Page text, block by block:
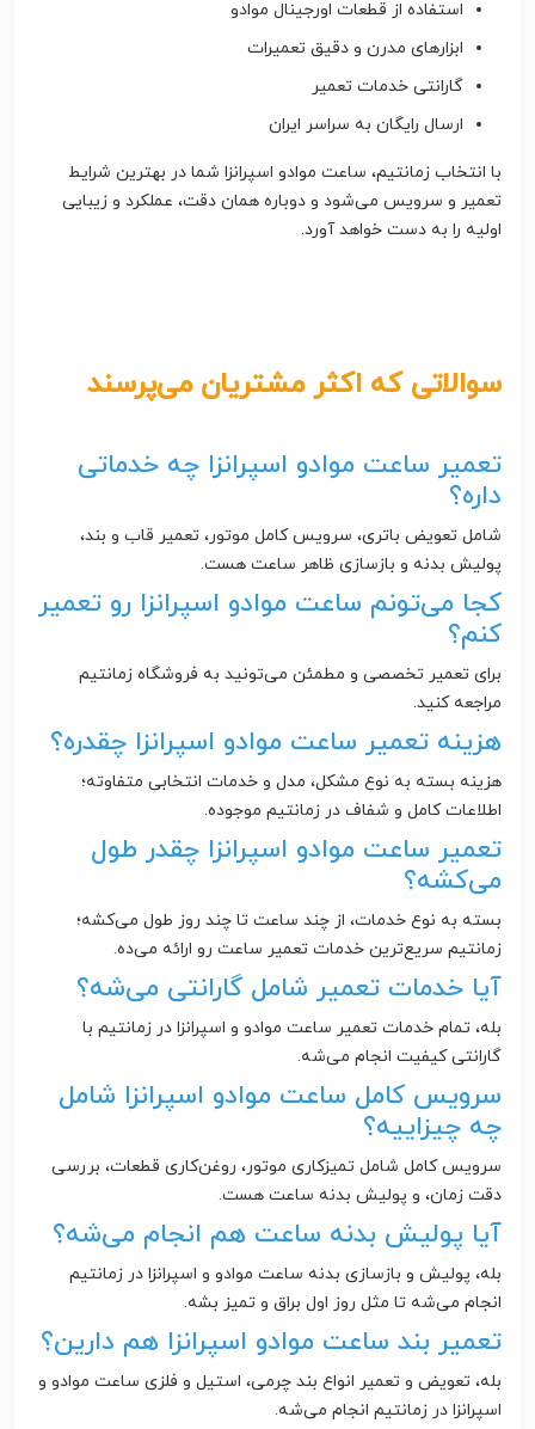
استفاده از قطعات اورجینال موادو
ابزارهای مدرن و دقیق تعمیرات
گارانتی خدمات تعمیر
ارسال رایگان به سراسر ایران
با انتخاب زمانتیم، ساعت موادو اسپرانزا شما در بهترین شرایط
تعمیر و سرویس می‌شود و دوباره همان دقت، عملکرد و زیبایی
اولیه را به دست خواهد آورد.
سوالاتی که اکثر مشتریان می‌پرسند
تعمیر ساعت موادو اسپرانزا چه خدماتی
داره؟
شامل تعویض باتری، سرویس کامل موتور، تعمیر قاب و بند،
پولیش بدنه و بازسازی ظاهر ساعت هست.
کجا می‌تونم ساعت موادو اسپرانزا رو تعمیر
کنم؟
برای تعمیر تخصصی و مطمئن می‌تونید به فروشگاه زمانتیم
مراجعه کنید.
هزینه تعمیر ساعت موادو اسپرانزا چقدره؟
هزینه بسته به نوع مشکل، مدل و خدمات انتخابی متفاوته؛
اطلاعات کامل و شفاف در زمانتیم موجوده.
تعمیر ساعت موادو اسپرانزا چقدر طول
می‌کشه؟
بسته به نوع خدمات، از چند ساعت تا چند روز طول می‌کشه؛
زمانتیم سریع‌ترین خدمات تعمیر ساعت رو ارائه می‌ده.
آیا خدمات تعمیر شامل گارانتی می‌شه؟
بله، تمام خدمات تعمیر ساعت موادو و اسپرانزا در زمانتیم با
گارانتی کیفیت انجام می‌شه.
سرویس کامل ساعت موادو اسپرانزا شامل
چه چیزاییه؟
سرویس کامل شامل تمیزکاری موتور، روغن‌کاری قطعات، بررسی
دقت زمان، و پولیش بدنه ساعت هست.
آیا پولیش بدنه ساعت هم انجام می‌شه؟
بله، پولیش و بازسازی بدنه ساعت موادو و اسپرانزا در زمانتیم
انجام می‌شه تا مثل روز اول براق و تمیز بشه.
تعمیر بند ساعت موادو اسپرانزا هم دارین؟
بله، تعویض و تعمیر انواع بند چرمی، استیل و فلزی ساعت موادو و
اسپرانزا در زمانتیم انجام می‌شه.